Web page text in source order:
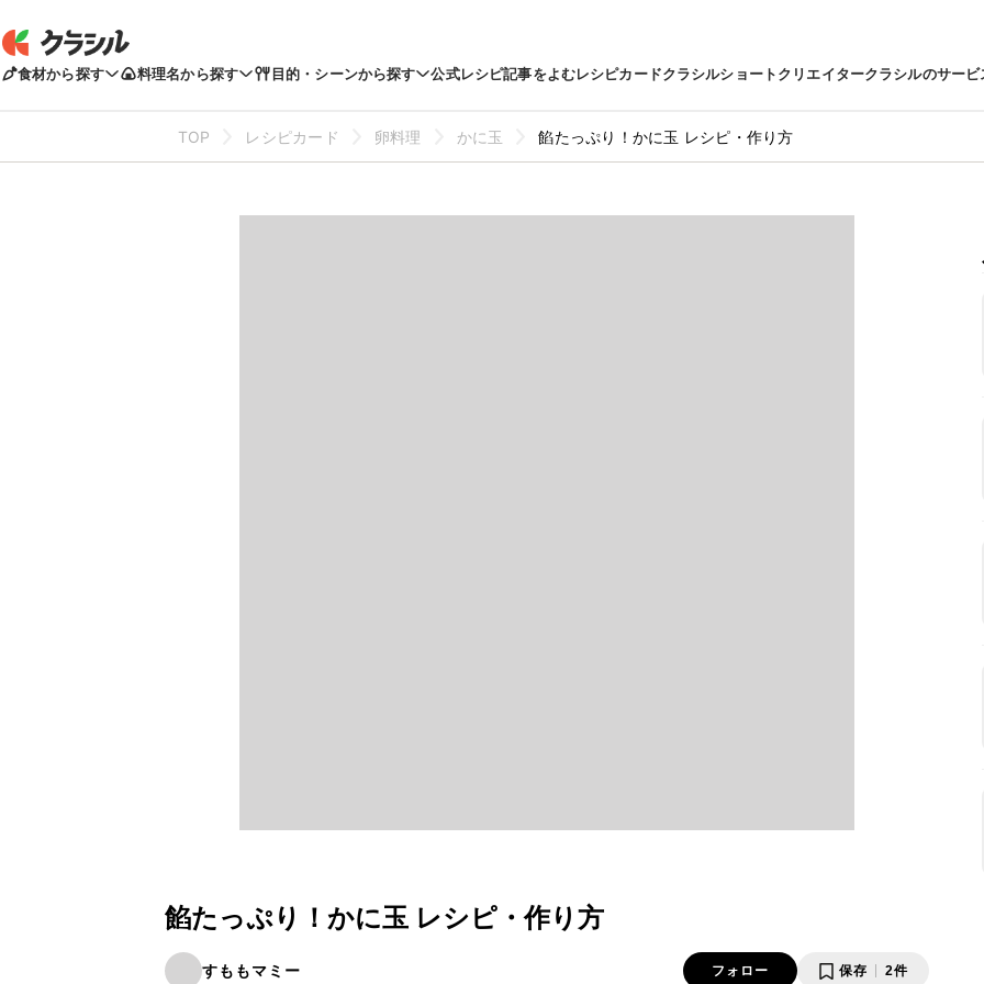
食材から探す 料理名から探す 目的・シーンから探す 公式レシピ記事をよむレシピカードクラシルショートクリエイタークラシルのサービ
TOP レシピカード 卵料理 かに玉 餡たっぷり！かに玉 レシピ・作り方
餡たっぷり！かに玉 レシピ・作り方
すももマミー フォロー 保存 2件